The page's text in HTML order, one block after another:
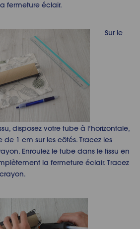
fermeture éclair.
Sur le
disposez votre tube à l’horizontale,
de 1 cm sur les côtés. Tracez les
Enroulez le tube dans le tissu en
la fermeture éclair. Tracez